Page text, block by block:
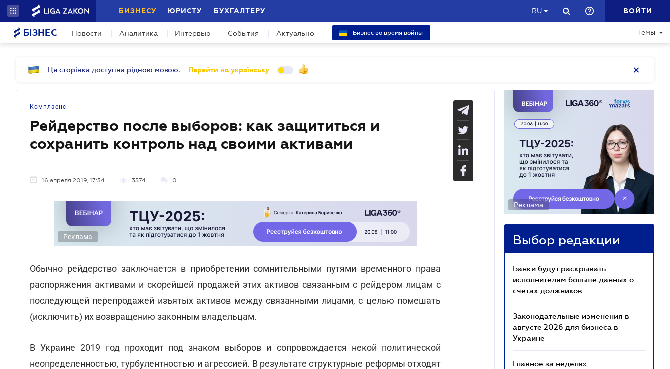
БИЗНЕСУ ЮРИСТУ БУХГАЛТЕРУ RU ВОЙТИ
БІЗНЕС Новости Аналитика Интервью События Актуально Бизнес во время войны Темы
Ця сторінка доступна рідною мовою. Перейти на українську
Комплаенс
Рейдерство после выборов: как защититься и
сохранить контроль над своими активами
16 апреля 2019, 17:34 3574 0
Реклама
Обычно рейдерство заключается в приобретении сомнительными путями временного права
распоряжения активами и скорейшей продажей этих активов связанным с рейдером лицам с
последующей перепродажей изъятых активов между связанными лицами, с целью помешать
(исключить) их возвращению законным владельцам.
В Украине 2019 год проходит под знаком выборов и сопровождается некой политической
неопределенностью, турбулентностью и агрессией. В результате структурные реформы отходят
Реклама
Выбор редакции
Банки будут раскрывать
исполнителям больше данных о
счетах должников
Законодательные изменения в
августе 2026 для бизнеса в
Украине
Главное за неделю: